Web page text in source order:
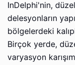
InDelphi'nin,
delesyonların
bölgelerdeki
Birçok yerde,
varyasyon